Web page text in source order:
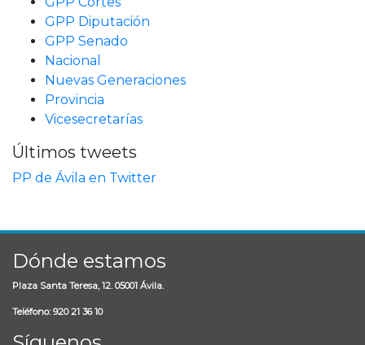
GPP Diputación
GPP Senado
Nacional
Nuevas Generaciones
Provincia
Vicesecretarías
Últimos tweets
PP de Ávila en Twitter
Dónde estamos
Plaza Santa Teresa, 12. 05001 Ávila.
Teléfono: 920 21 36 10